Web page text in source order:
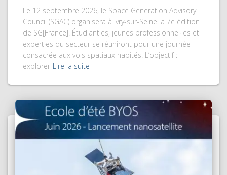
Le 12 septembre 2026, le Space Generation Advisory
Council (SGAC) organisera à Ivry-sur-Seine la 7e édition
de SG[France]. Étudiant·es, jeunes professionnel·les et
expert·es du secteur se réuniront pour une journée
consacrée aux vols spatiaux habités. L’objectif :
explorer Lire la suite